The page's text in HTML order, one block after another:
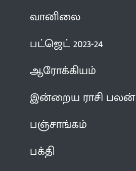
வானிலை
பட்ஜெட் 2023-24
ஆரோக்கியம்
இன்றைய ராசி பலன்
பஞ்சாங்கம்
பக்தி